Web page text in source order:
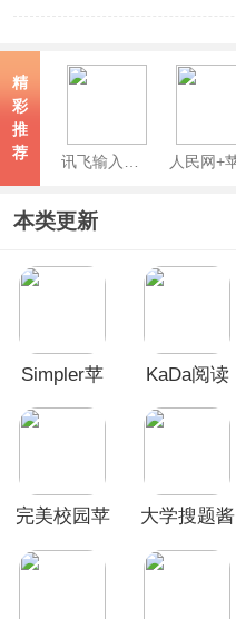
精
彩
推
荐
本类更新
Simpler苹
KaDa阅读
完美校园苹
大学搜题酱